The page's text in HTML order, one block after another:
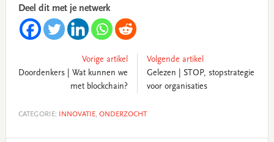
Deel dit met je netwerk
Vorige artikel
Doordenkers | Wat kunnen we
met blockchain?
Volgende artikel
Gelezen | STOP, stopstrategie
voor organisaties
CATEGORIE: INNOVATIE, ONDERZOCHT